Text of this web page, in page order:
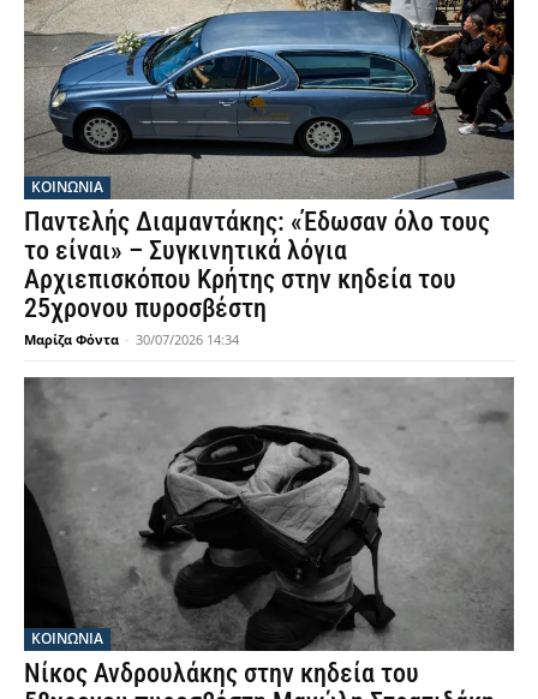
ΚΟΙΝΩΝΙΑ
Παντελής Διαμαντάκης: «Έδωσαν όλο τους
το είναι» – Συγκινητικά λόγια
Αρχιεπισκόπου Κρήτης στην κηδεία του
25χρονου πυροσβέστη
Μαρίζα Φόντα - 30/07/2026 14:34
ΚΟΙΝΩΝΙΑ
Νίκος Ανδρουλάκης στην κηδεία του